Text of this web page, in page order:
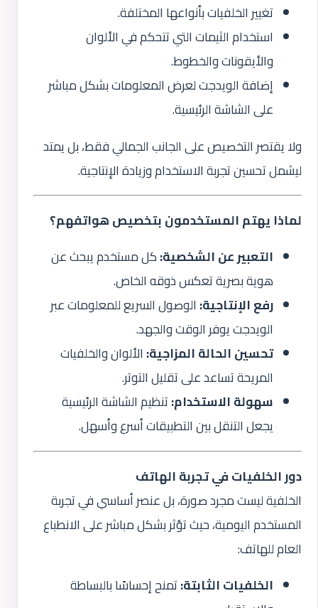
تغيير الخلفيات بأنواعها المختلفة.
استخدام الثيمات التي تتحكم في الألوان
والأيقونات والخطوط.
إضافة الويدجت لعرض المعلومات بشكل مباشر
على الشاشة الرئيسية.
ولا يقتصر التخصيص على الجانب الجمالي فقط، بل يمتد
ليشمل تحسين تجربة الاستخدام وزيادة الإنتاجية.
لماذا يهتم المستخدمون بتخصيص هواتفهم؟
التعبير عن الشخصية:كل مستخدم يبحث عن
هوية بصرية تعكس ذوقه الخاص.
رفع الإنتاجية: الوصول السريع للمعلومات عبر
الويدجت يوفر الوقت والجهد.
تحسين الحالة المزاجية: الألوان والخلفيات
المريحة تساعد على تقليل التوتر.
سهولة الاستخدام:تنظيم الشاشة الرئيسية
يجعل التنقل بين التطبيقات أسرع وأسهل.
دور الخلفيات في تجربة الهاتف
الخلفية ليست مجرد صورة، بل عنصر أساسي في تجربة
المستخدم اليومية، حيث تؤثر بشكل مباشر على الانطباع
العام للهاتف:
الخلفيات الثابتة:تمنح إحساسًا بالبساطة